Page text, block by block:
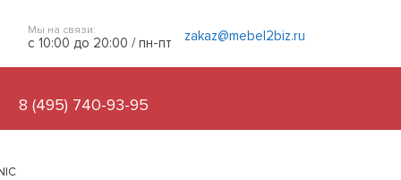
Мы на связи:
с 10:00 до 20:00 / пн-пт zakaz@mebel2biz.ru
8 (495) 740-93-95